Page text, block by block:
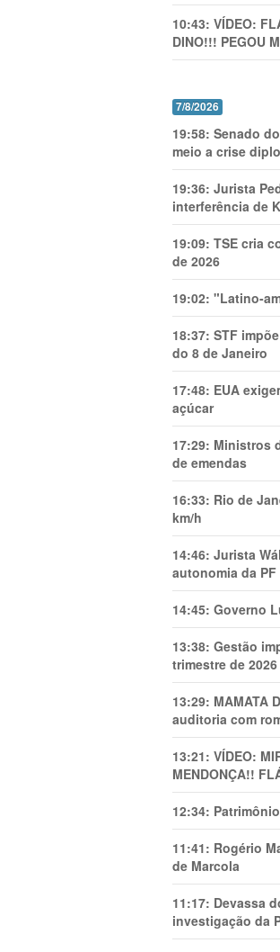
10:43: VÍDEO:
DINO!!! PEGOU
7/8/2026
19:58: Senado
meio a crise
19:36: Jurista
interferência de
19:09: TSE cria
de 2026
19:02: "Latino-
18:37: STF
do 8 de Janeiro
17:48: EUA
açúcar
17:29: Ministros
de emendas
16:33: Rio de
km/h
14:46: Jurista
autonomia da PF
14:45: Governo
13:38: Gestão
trimestre de 2026
13:29: MAMATA
auditoria com
13:21: VÍDEO:
MENDONÇA!!
12:34:
11:41: Rogério
de Marcola
11:17: Devassa
investigação da